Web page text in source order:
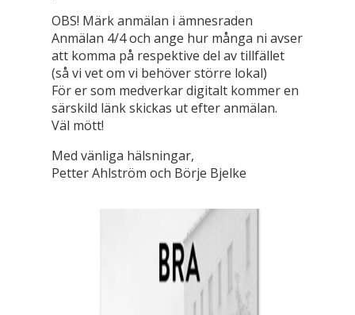
OBS! Märk anmälan i ämnesraden
Anmälan 4/4 och ange hur många ni avser
att komma på respektive del av tillfället
(så vi vet om vi behöver större lokal)
För er som medverkar digitalt kommer en
särskild länk skickas ut efter anmälan.
Väl mött!
Med vänliga hälsningar,
Petter Ahlström och Börje Bjelke